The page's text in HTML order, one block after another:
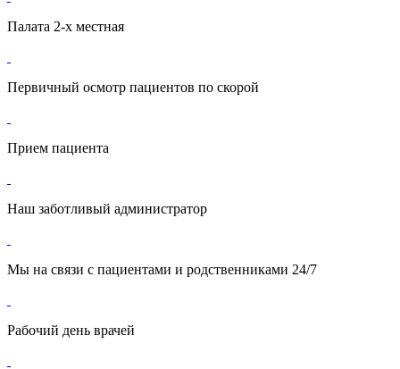
Палата 2-х местная
Первичный осмотр пациентов по скорой
Прием пациента
Наш заботливый администратор
Мы на связи с пациентами и родственниками 24/7
Рабочий день врачей